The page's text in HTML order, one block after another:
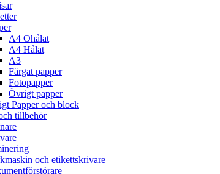
A4 Ohålat
A4 Hålat
A3
Färgat papper
Fotopapper
Övrigt papper
Papper och block
tillbehör
och etikettskrivare